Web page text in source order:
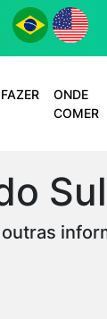
ONDE
COMER
Sul